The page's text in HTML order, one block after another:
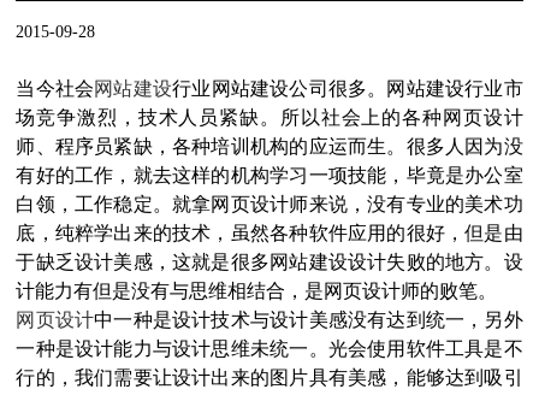
2015-09-28
当今社会网站建设行业网站建设公司很多。网站建设行业市
场竞争激烈，技术人员紧缺。所以社会上的各种网页设计
师、程序员紧缺，各种培训机构的应运而生。很多人因为没
有好的工作，就去这样的机构学习一项技能，毕竟是办公室
白领，工作稳定。就拿网页设计师来说，没有专业的美术功
底，纯粹学出来的技术，虽然各种软件应用的很好，但是由
于缺乏设计美感，这就是很多网站建设设计失败的地方。设
计能力有但是没有与思维相结合，是网页设计师的败笔。
网页设计中一种是设计技术与设计美感没有达到统一，另外
一种是设计能力与设计思维未统一。光会使用软件工具是不
行的，我们需要让设计出来的图片具有美感，能够达到吸引